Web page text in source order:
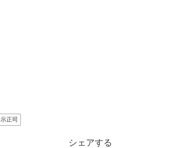
正司
シェアする